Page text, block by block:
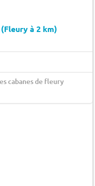
à 2 km)
cabanes de fleury